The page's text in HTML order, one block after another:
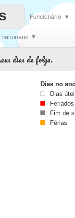
nationaux ▼
Funcionário ▼
dias de folga.
Dias no
Dias
Feriados
Fim de
Férias